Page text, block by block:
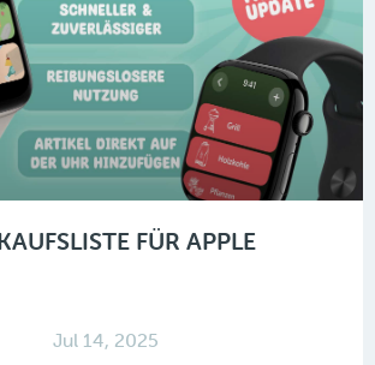
FÜR APPLE
Jul 14, 2025